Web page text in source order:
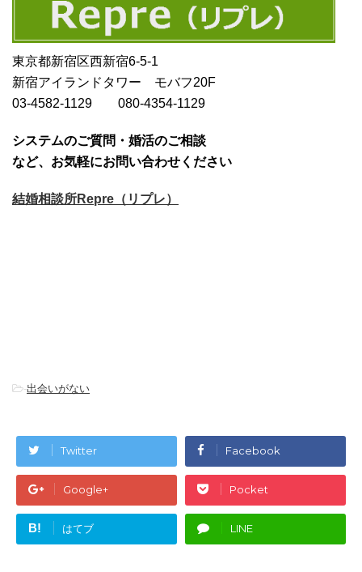
東京都新宿区西新宿6-5-1
新宿アイランドタワー モバフ20F
03-4582-1129 080-4354-1129
システムのご質問・婚活のご相談
など、お気軽にお問い合わせください
結婚相談所Repre（リプレ）
-出会いがない
Twitter Facebook
Google+ Pocket
B! はてブ LINE